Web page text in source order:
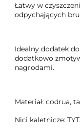
Łatwy w
odpychających
Idealny dodatek
dodatkowo
nagrodami.
Materiał: codrua,
Nici kaletnicze: